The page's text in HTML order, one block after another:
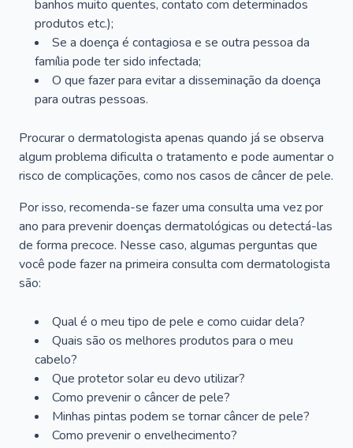
banhos muito quentes, contato com determinados
produtos etc.);
Se a doença é contagiosa e se outra pessoa da
família pode ter sido infectada;
O que fazer para evitar a disseminação da doença
para outras pessoas.
Procurar o dermatologista apenas quando já se observa
algum problema dificulta o tratamento e pode aumentar o
risco de complicações, como nos casos de câncer de pele.
Por isso, recomenda-se fazer uma consulta uma vez por
ano para prevenir doenças dermatológicas ou detectá-las
de forma precoce. Nesse caso, algumas perguntas que
você pode fazer na primeira consulta com dermatologista
são:
Qual é o meu tipo de pele e como cuidar dela?
Quais são os melhores produtos para o meu
cabelo?
Que protetor solar eu devo utilizar?
Como prevenir o câncer de pele?
Minhas pintas podem se tornar câncer de pele?
Como prevenir o envelhecimento?